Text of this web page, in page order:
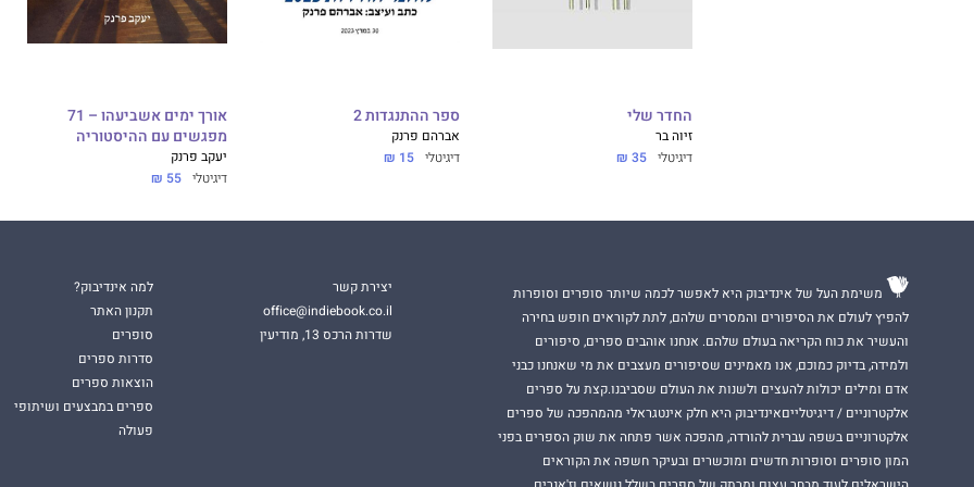
כשותף-מנהל בחברת הייעוץ ('סקר'). התמחות בנושאים כאיכות ארגונית, שירות, וניהול קשרי
עבודה בארץ ובארצות מתפתחות שונות, כגון ניגריה, דרום אפריקה, אנגולה – ואף איראן,
כותב משחר נעוריי, עת שימשתי ככתב-נוער בשבועון 'מעריב לנוער'.
החדר שלי
זיוה בר
דיגיטלי 35 ₪
ספר ההתנגדות 2
אברהם פרנק
דיגיטלי 15 ₪
אורך ימים אשביעהו – 71
מפגשים עם ההיסטוריה
יעקב פרנק
דיגיטלי 55 ₪
משימת העל של אינדיבוק היא לאפשר לכמה שיותר סופרים וסופרות
להפיץ לעולם את הסיפורים והמסרים שלהם, לתת לקוראים חופש בחירה
והעשיר את כוח הקריאה בעולם שלהם. אנחנו אוהבים ספרים, סיפורים
ולמידה, בדיוק כמוכם, אנו מאמינים שסיפורים מעצבים את מי שאנחנו כבני
אדם ומילים יכולות להעצים ולשנות את העולם שסביבנו.קצת על ספרים
אלקטרוניים / דיגיטלייםאינדיבוק היא חלק אינטגראלי מהמהפכה של ספרים
אלקטרוניים בשפה עברית להורדה, מהפכה אשר פתחה את שוק הספרים בפני
המון סופרים וסופרות חדשים ומוכשרים ובעיקר חשפה את הקוראים
יצירת קשר
office@indiebook.co.il
שדרות הרכס 13, מודיעין
למה אינדיבוק?
תקנון האתר
סופרים
סדרות ספרים
הוצאות ספרים
ספרים במבצעים ושיתופי
פעולה